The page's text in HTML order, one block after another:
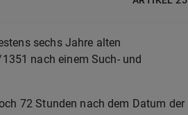
sechs Jahre alten
nach einem Such- und
72 Stunden nach dem Datum der